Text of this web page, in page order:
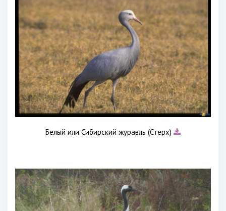
Белый или Сибирский журавль (Стерх)